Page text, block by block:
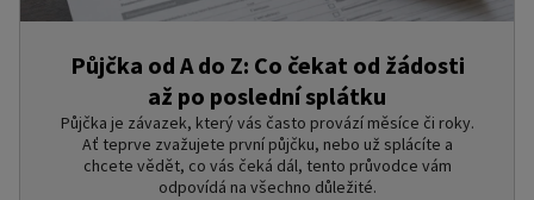
Půjčka od A do Z: Co čekat od žádosti
až po poslední splátku
Půjčka je závazek, který vás často provází měsíce či roky.
Ať teprve zvažujete první půjčku, nebo už splácíte a
chcete vědět, co vás čeká dál, tento průvodce vám
odpovídá na všechno důležité.